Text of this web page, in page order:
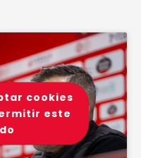
cookies
este